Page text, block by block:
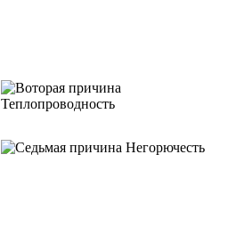
Теплопроводность
Негорючесть